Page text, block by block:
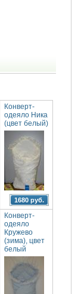
Конверт-
одеяло Ника
(цвет белый)
1680 руб.
Конверт-
одеяло
Кружево
(зима), цвет
белый